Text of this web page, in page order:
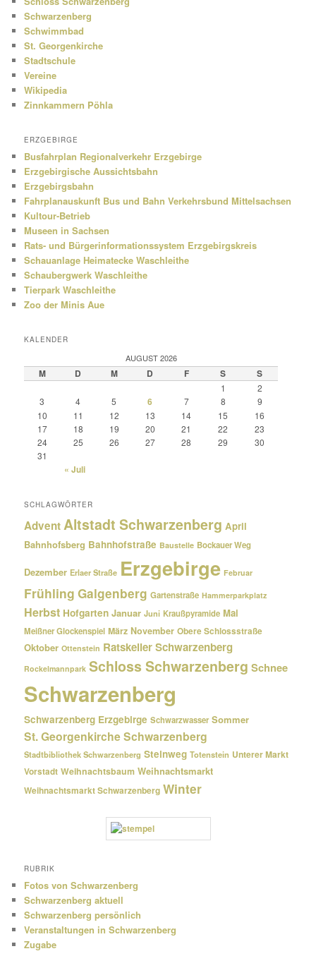
Schwarzenberg
Schwimmbad
St. Georgenkirche
Stadtschule
Vereine
Wikipedia
Zinnkammern Pöhla
ERZGEBIRGE
Busfahrplan Regionalverkehr Erzgebirge
Erzgebirgische Aussichtsbahn
Erzgebirgsbahn
Fahrplanauskunft Bus und Bahn Verkehrsbund Mittelsachsen
Kultour-Betrieb
Museen in Sachsen
Rats- und Bürgerinformationssystem Erzgebirgskreis
Schauanlage Heimatecke Waschleithe
Schaubergwerk Waschleithe
Tierpark Waschleithe
Zoo der Minis Aue
KALENDER
AUGUST 2026
M D M D F S S
1
2
3
4 5 6 7 8
9
10
11 12 13 14 15
16
17
18 19 20 21 22
23
24
25 26 27 28 29
30
31
« Juli
SCHLAGWÖRTER
AdventAltstadt Schwarzenberg April
Bahnhofsberg Bahnhofstraße Baustelle Bockauer Weg
Dezember Erlaer Straße Erzgebirge Februar
Frühling Galgenberg Gartenstraße Hammerparkplatz
Herbst Hofgarten Januar Juni Kraußpyramide Mai
Meißner Glockenspiel März November Obere Schlossstraße
Oktober Ottenstein Ratskeller Schwarzenberg
Rockelmannpark Schloss Schwarzenberg Schnee
Schwarzenberg
Schwarzenberg Erzgebirge Schwarzwasser Sommer
St. Georgenkirche Schwarzenberg
Stadtbibliothek Schwarzenberg Steinweg Totenstein Unterer Markt
Vorstadt Weihnachtsbaum Weihnachtsmarkt
Weihnachtsmarkt Schwarzenberg Winter
RUBRIK
Fotos von Schwarzenberg
Schwarzenberg aktuell
Schwarzenberg persönlich
Veranstaltungen in Schwarzenberg
Zugabe